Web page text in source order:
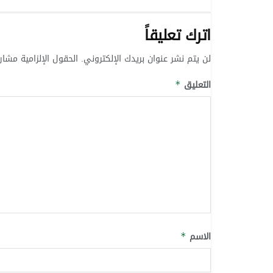
اترك تعليقاً
لن يتم نشر عنوان بريدك الإلكتروني. الحقول الإلزامية
التعليق *
الاسم *